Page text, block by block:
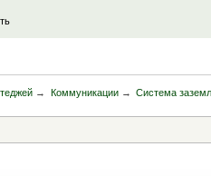
→ Коммуникации→ Система